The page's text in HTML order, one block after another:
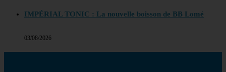
IMPÉRIAL TONIC : La nouvelle boisson de BB Lomé
03/08/2026